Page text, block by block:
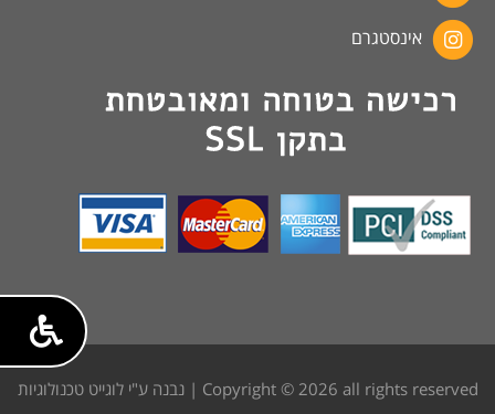
אינסטגרם
Copyright © 2026 all rights reserved | נבנה ע"י לוגייט טכנולוגיות